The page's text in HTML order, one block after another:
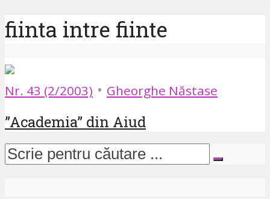
fiinta intre fiinte
Nr. 43 (2/2003) • Gheorghe Năstase
”Academia” din Aiud